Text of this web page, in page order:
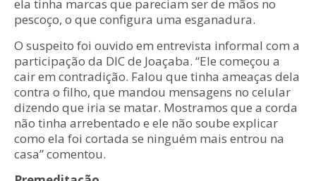
ela tinha marcas que pareciam ser de mãos no
pescoço, o que configura uma esganadura.
O suspeito foi ouvido em entrevista informal com a
participação da DIC de Joaçaba. “Ele começou a
cair em contradição. Falou que tinha ameaças dela
contra o filho, que mandou mensagens no celular
dizendo que iria se matar. Mostramos que a corda
não tinha arrebentado e ele não soube explicar
como ela foi cortada se ninguém mais entrou na
casa” comentou.